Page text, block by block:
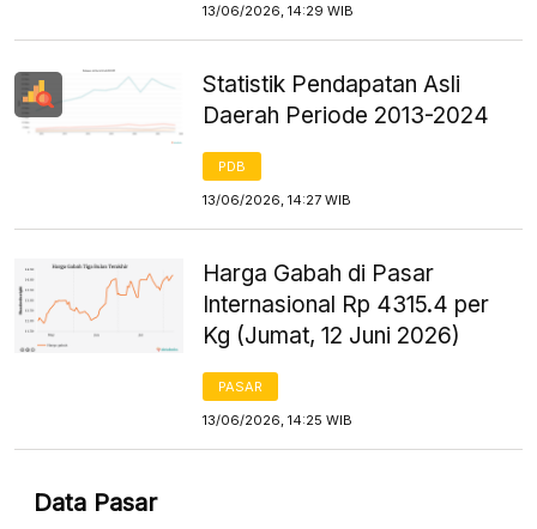
13/06/2026, 14:29 WIB
Statistik Pendapatan Asli
Daerah Periode 2013-2024
PDB
13/06/2026, 14:27 WIB
Harga Gabah di Pasar
Internasional Rp 4315.4 per
Kg (Jumat, 12 Juni 2026)
PASAR
13/06/2026, 14:25 WIB
Data Pasar